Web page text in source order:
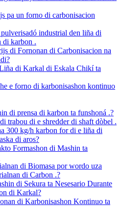
pa un forno di carbonisacion
industrial den liña di
di karbon .
di Fornonan di Carbonisacion na
di Karkal di Eskala Chikí ta
e forno di karbonisashon kontinuo
di prensa di karbon ta funshoná .?
trabou di e shredder di shaft dòbel .
300 kg/h karbon for di e liña di
di aros?
Formashon di Mashin ta
di Biomasa por wordo uza
di Carbon .?
di Sekura ta Nesesario Durante
di Karkal?
di Karbonisashon Kontinuo ta